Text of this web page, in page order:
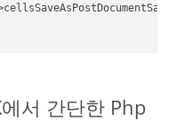
서 간단한 Php